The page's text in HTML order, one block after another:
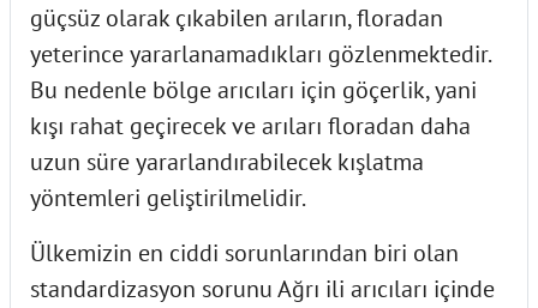
güçsüz olarak çıkabilen arıların, floradan
yeterince yararlanamadıkları gözlenmektedir.
Bu nedenle bölge arıcıları için göçerlik, yani
kışı rahat geçirecek ve arıları floradan daha
uzun süre yararlandırabilecek kışlatma
yöntemleri geliştirilmelidir.
Ülkemizin en ciddi sorunlarından biri olan
standardizasyon sorunu Ağrı ili arıcıları içinde